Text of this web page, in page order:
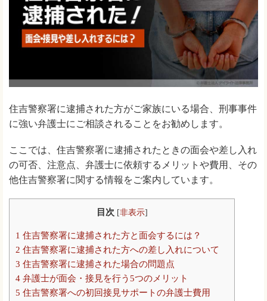
住吉警察署に逮捕された方がご家族にいる場合、刑事事件
に強い弁護士にご相談されることをお勧めします。
ここでは、住吉警察署に逮捕されたときの面会や差し入れ
の可否、注意点、弁護士に依頼するメリットや費用、その
他住吉警察署に関する情報をご案内しています。
目次 [非表示]
1 住吉警察署に逮捕された方と面会するには？
2 住吉警察署に逮捕された方への差し入れについて
3 住吉警察署に逮捕された場合の問題点
4 弁護士が面会・接見を行う5つのメリット
5 住吉警察署への初回接見サポートの弁護士費用